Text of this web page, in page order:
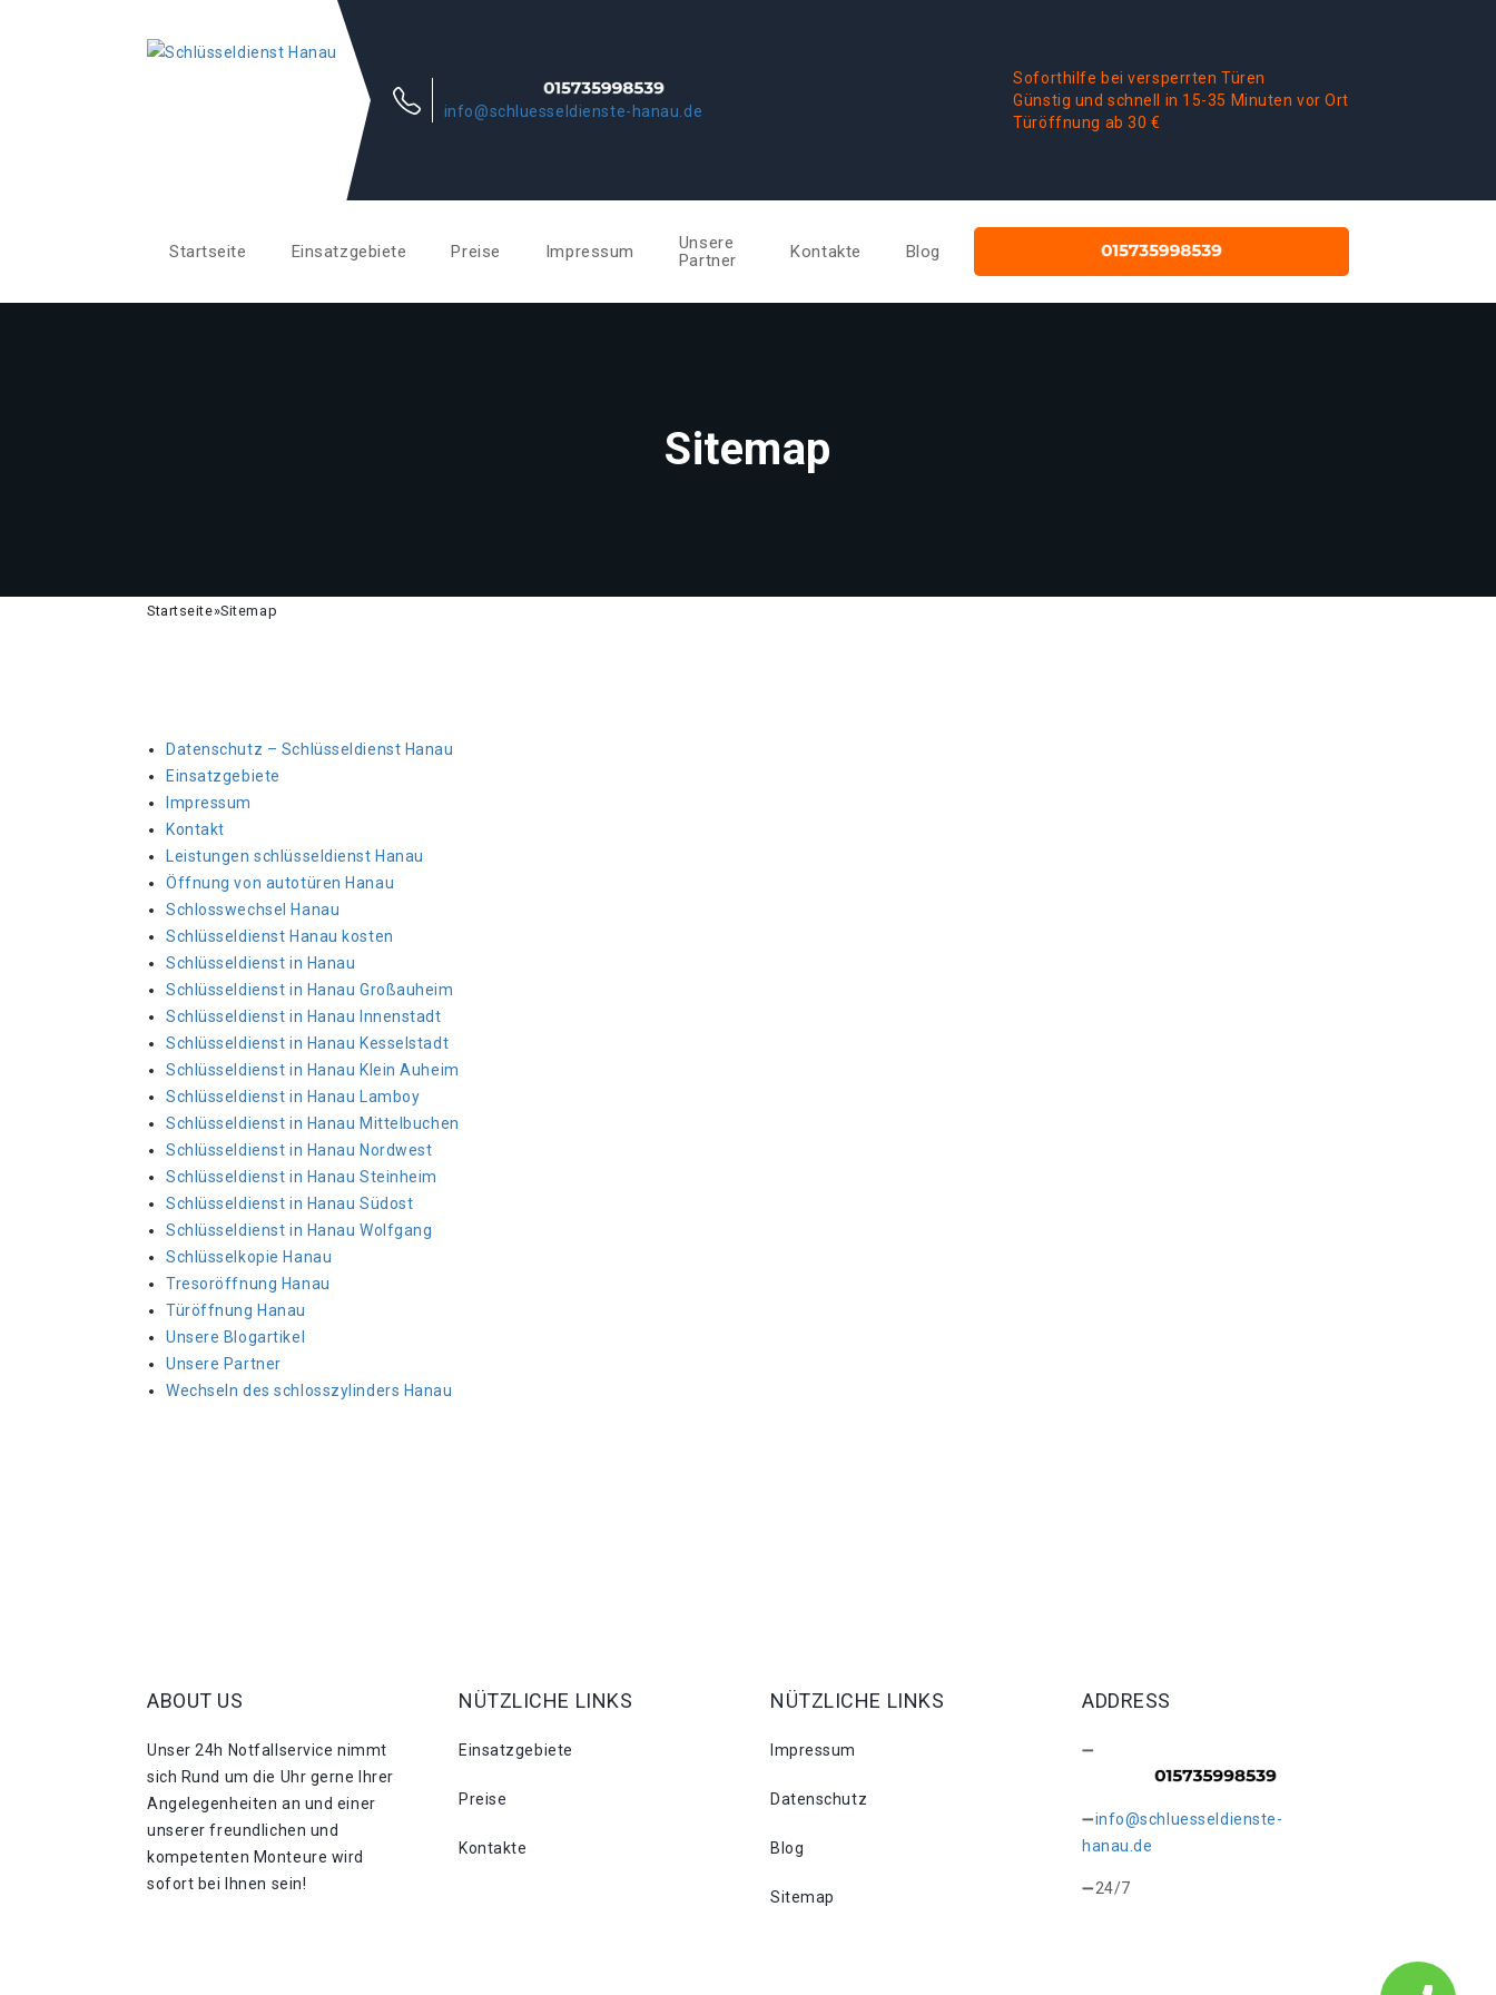
info@schluesseldienste-hanau.de
Soforthilfe bei versperrten Türen
Günstig und schnell in 15-35 Minuten vor Ort
Türöffnung ab 30 €
Startseite Einsatzgebiete Preise Impressum
Unsere
Partner
Kontakte Blog
Sitemap
Startseite»Sitemap
Datenschutz – Schlüsseldienst Hanau
Einsatzgebiete
Impressum
Kontakt
Leistungen schlüsseldienst Hanau
Öffnung von autotüren Hanau
Schlosswechsel Hanau
Schlüsseldienst Hanau kosten
Schlüsseldienst in Hanau
Schlüsseldienst in Hanau Großauheim
Schlüsseldienst in Hanau Innenstadt
Schlüsseldienst in Hanau Kesselstadt
Schlüsseldienst in Hanau Klein Auheim
Schlüsseldienst in Hanau Lamboy
Schlüsseldienst in Hanau Mittelbuchen
Schlüsseldienst in Hanau Nordwest
Schlüsseldienst in Hanau Steinheim
Schlüsseldienst in Hanau Südost
Schlüsseldienst in Hanau Wolfgang
Schlüsselkopie Hanau
Tresoröffnung Hanau
Türöffnung Hanau
Unsere Blogartikel
Unsere Partner
Wechseln des schlosszylinders Hanau
ABOUT US
Unser 24h Notfallservice nimmt
sich Rund um die Uhr gerne Ihrer
Angelegenheiten an und einer
unserer freundlichen und
kompetenten Monteure wird
sofort bei Ihnen sein!
NÜTZLICHE LINKS
Einsatzgebiete
Preise
Kontakte
NÜTZLICHE LINKS
Impressum
Datenschutz
Blog
Sitemap
ADDRESS
info@schluesseldienste-
hanau.de
24/7